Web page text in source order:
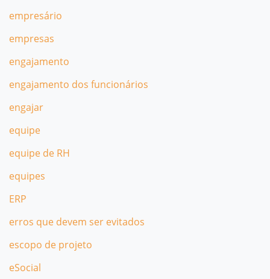
empresário
empresas
engajamento
engajamento dos funcionários
engajar
equipe
equipe de RH
equipes
ERP
erros que devem ser evitados
escopo de projeto
eSocial